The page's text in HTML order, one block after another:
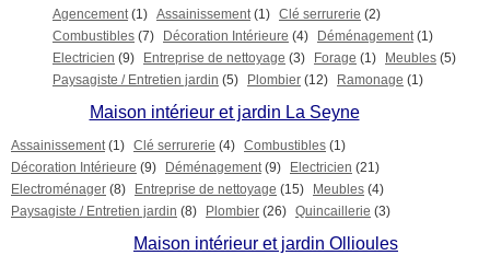
Agencement (1) Assainissement (1) Clé serrurerie (2)
Combustibles (7) Décoration Intérieure (4) Déménagement (1)
Electricien (9) Entreprise de nettoyage (3) Forage (1) Meubles (5)
Paysagiste / Entretien jardin (5) Plombier (12) Ramonage (1)
Maison intérieur et jardin La Seyne
Assainissement (1) Clé serrurerie (4) Combustibles (1)
Décoration Intérieure (9) Déménagement (9) Electricien (21)
Electroménager (8) Entreprise de nettoyage (15) Meubles (4)
Paysagiste / Entretien jardin (8) Plombier (26) Quincaillerie (3)
Maison intérieur et jardin Ollioules